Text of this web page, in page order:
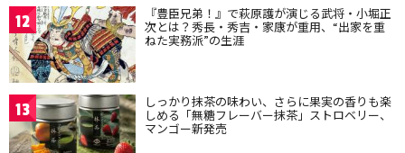
12 『豊臣兄弟！』で萩原護が演じる武将・小堀正
次とは？秀長・秀吉・家康が重用、“出家を重
ねた実務派”の生涯
13 しっかり抹茶の味わい、さらに果実の香りも楽
しめる「無糖フレーバー抹茶」ストロベリー、
マンゴー新発売